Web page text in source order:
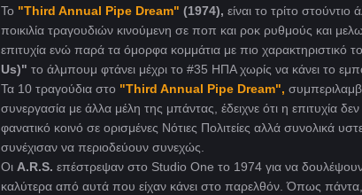
Το "Third Annual Pipe Dream" (1974), είναι το τρίτο
ποικιλία τραγουδιών κινούμενη σε ποπ και ροκ ρυθμούς και
επιτυχία ενώ παρά τα όμορφα κομμάτια με πιο χαρακτηριστικό το
Us)" το άλμπουμ φτάνει μέχρι το #35 ΗΠΑ χωρίς να κάνει το
Τα 10 τραγούδια στο "Third Annual Pipe Dream",
συνεργασία με άλλα μέλη της μπάντας, έδειχνε ότι η επιτυχία
φανατικό κοινό σε ορισμένες Νότιες Πολιτείες αλλά συνολικά
συνέχισαν να περιοδεύουν συνεχώς.
Οι A.R.S. επέστρεψαν στο Studio One το 1974 για να
καλύτερα από αυτά που είχαν κάνει στο παρελθόν. Όπως